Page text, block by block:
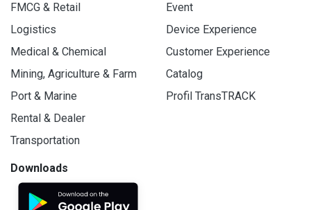
FMCG & Retail
Logistics
Medical & Chemical
Mining, Agriculture & Farm
Port & Marine
Rental & Dealer
Transportation
Event
Device Experience
Customer Experience
Catalog
Profil TransTRACK
Downloads